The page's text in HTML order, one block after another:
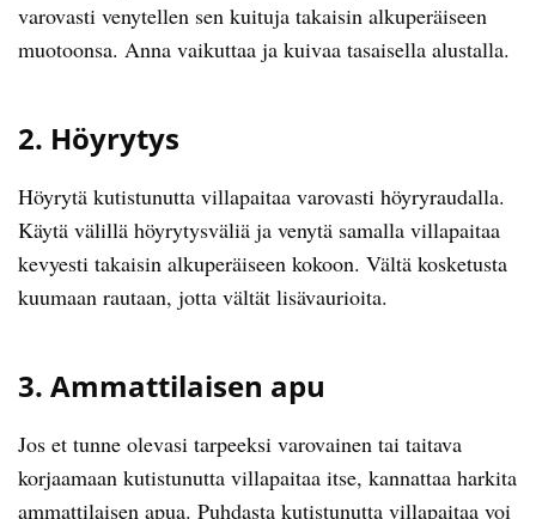
varovasti venytellen sen kuituja takaisin alkuperäiseen
muotoonsa. Anna vaikuttaa ja kuivaa tasaisella alustalla.
2. Höyrytys
Höyrytä kutistunutta villapaitaa varovasti höyryraudalla.
Käytä välillä höyrytysväliä ja venytä samalla villapaitaa
kevyesti takaisin alkuperäiseen kokoon. Vältä kosketusta
kuumaan rautaan, jotta vältät lisävaurioita.
3. Ammattilaisen apu
Jos et tunne olevasi tarpeeksi varovainen tai taitava
korjaamaan kutistunutta villapaitaa itse, kannattaa harkita
ammattilaisen apua. Puhdasta kutistunutta villapaitaa voi